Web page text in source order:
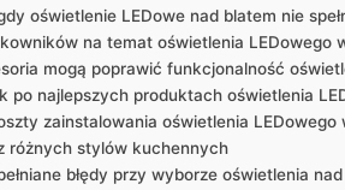
oświetlenie LEDowe nad blatem nie
na temat⁤ oświetlenia LEDowego
mogą poprawić funkcjonalność
⁣po‍ najlepszych‌ produktach oświetlenia
zainstalowania oświetlenia LEDowego
różnych stylów kuchennych
błędy przy wyborze oświetlenia⁣